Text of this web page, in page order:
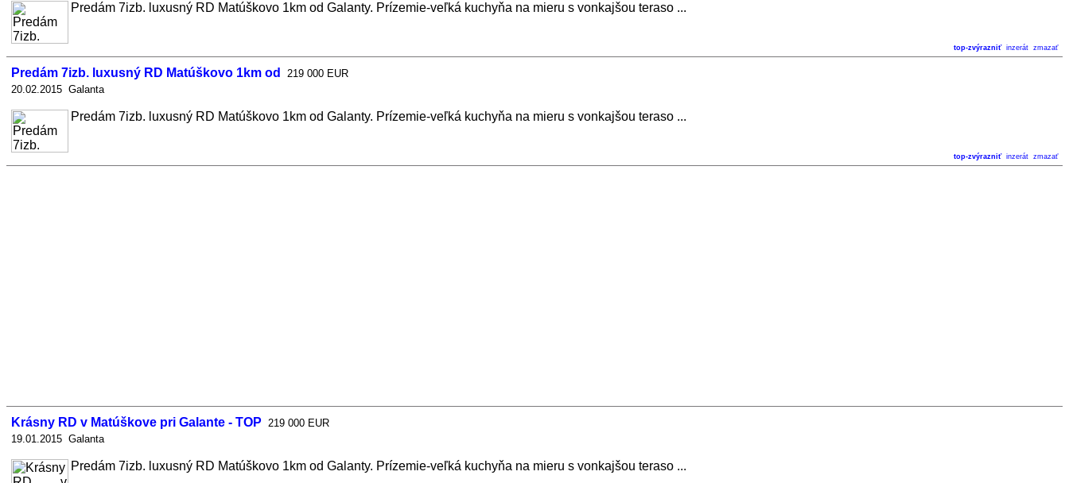
Predám 7izb. luxusný RD Matúškovo 1km od Galanty. Prízemie-veľká kuchyňa na mieru s vonkajšou teraso ...
top-zvýrazniť inzerát zmazať
Predám 7izb. luxusný RD Matúškovo 1km od
219 000 EUR
20.02.2015 Galanta
Predám 7izb. luxusný RD Matúškovo 1km od Galanty. Prízemie-veľká kuchyňa na mieru s vonkajšou teraso ...
top-zvýrazniť inzerát zmazať
Krásny RD v Matúškove pri Galante - TOP 219 000 EUR
19.01.2015 Galanta
Predám 7izb. luxusný RD Matúškovo 1km od Galanty. Prízemie-veľká kuchyňa na mieru s vonkajšou teraso ...